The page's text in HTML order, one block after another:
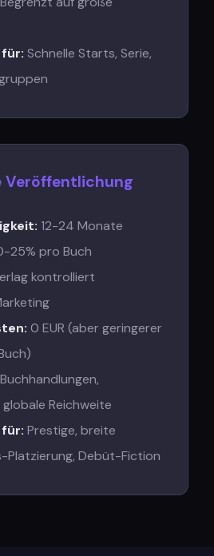
: Schnelle Starts, Serie,
Veröffentlichung
: 12-24 Monate
25% pro Buch
kontrolliert
: 0 EUR (aber geringerer
Buchhandlungen,
Reichweite
: Prestige, breite
Platzierung, Debüt-Fiction